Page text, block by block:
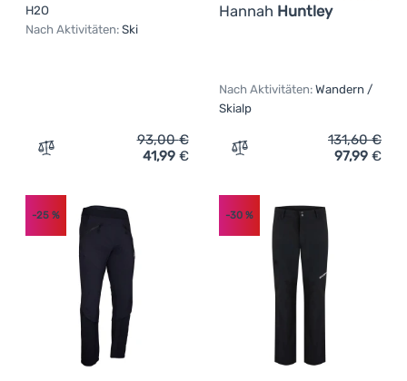
H2O
Nach Aktivitäten: Ski
Zum Vergleich 'Herrenhose Dare 2b Ream Pant'
93,00€
41,99 €
Hannah Huntley
Nach Aktivitäten: Wandern /
Skialp
Zum Vergleich
131,60€
97,99 €
-25 % -30%